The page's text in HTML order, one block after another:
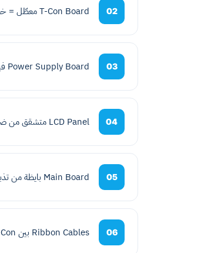
02 T-Con Board معطّل = خطوط أو شاشة بيضاء
03 Power Supply Board فيها Capacitors منتفخة
04 LCD Panel متشقق من ضربة (مش قابل للإصلاح)
05 Main Board بايظة من تذبذب الكهرباء
06 Ribbon Cables بين T-Con و Panel فلتانة